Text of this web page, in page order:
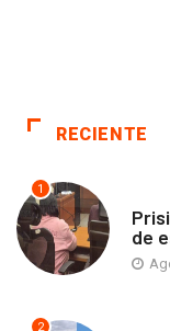
RECIENTE
1
de
2